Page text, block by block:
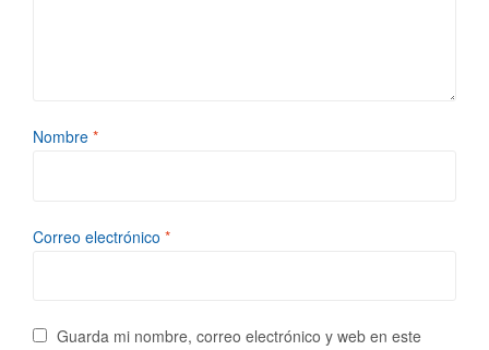
Nombre *
Correo electrónico *
Guarda mi nombre, correo electrónico y web en este